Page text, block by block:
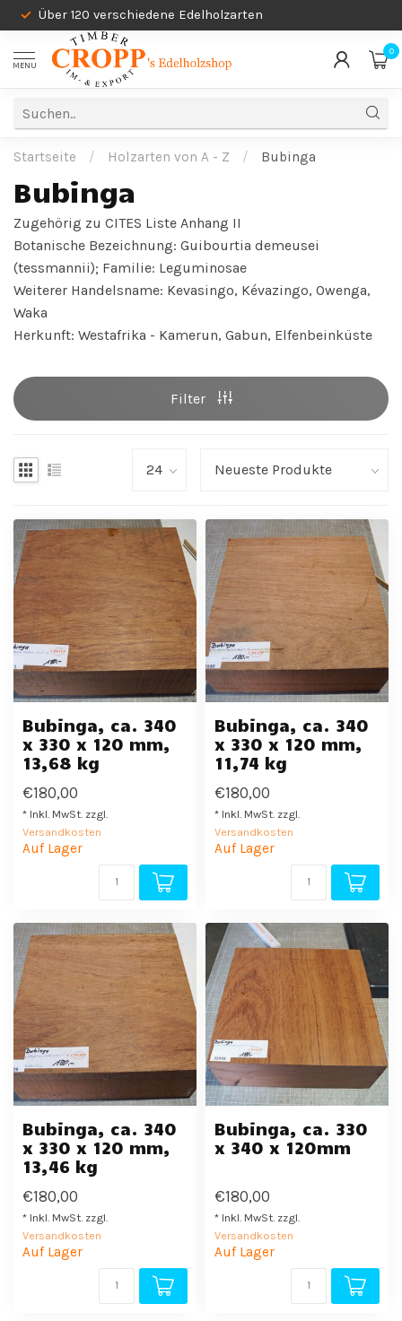
Über 120 verschiedene Edelholzarten
MENU
0
Startseite / Holzarten von A - Z / Bubinga
Bubinga
Zugehörig zu CITES Liste Anhang II
Botanische Bezeichnung: Guibourtia demeusei
(tessmannii); Familie: Leguminosae
Weiterer Handelsname: Kevasingo, Kévazingo, Owenga,
Waka
Herkunft: Westafrika - Kamerun, Gabun, Elfenbeinküste
Filter
Bubinga, ca. 340
x 330 x 120 mm,
13,68 kg
€180,00
* Inkl. MwSt. zzgl.
Versandkosten
Auf Lager
Bubinga, ca. 340
x 330 x 120 mm,
11,74 kg
€180,00
* Inkl. MwSt. zzgl.
Versandkosten
Auf Lager
Bubinga, ca. 340
x 330 x 120 mm,
13,46 kg
€180,00
* Inkl. MwSt. zzgl.
Versandkosten
Auf Lager
Bubinga, ca. 330
x 340 x 120mm
€180,00
* Inkl. MwSt. zzgl.
Versandkosten
Auf Lager